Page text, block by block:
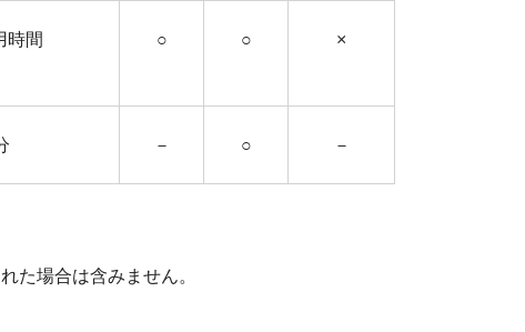
時間 ○ ○ ×
－ ○ －
場合は含みません。